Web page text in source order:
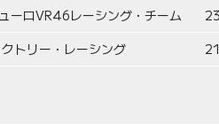
ーロVR46レーシング・チーム
トリー・レーシング